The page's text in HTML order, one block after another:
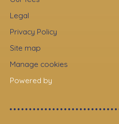
Legal
Privacy Policy
Site map
Manage cookies
Powered by